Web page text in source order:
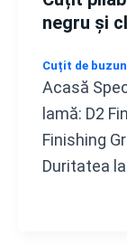
negru și
Cuțit de
Acasă
lamă: D2
Finishing
Duritatea